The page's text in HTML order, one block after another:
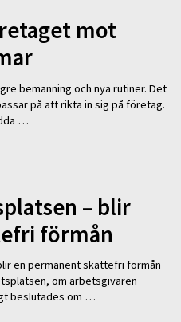
mot
bemanning och nya rutiner. Det
på att rikta in sig på företag.
…
– blir
förmån
en permanent skattefri förmån
om arbetsgivaren
beslutades om …